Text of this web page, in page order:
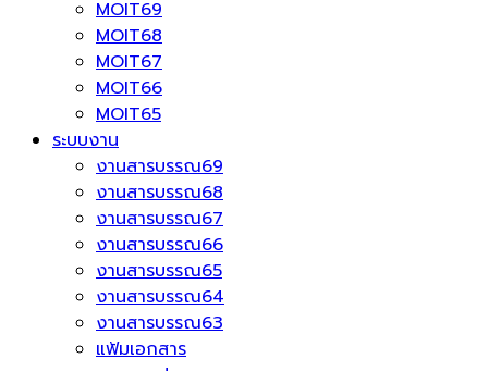
MOIT69
MOIT68
MOIT67
MOIT66
MOIT65
ระบบงาน
งานสารบรรณ69
งานสารบรรณ68
งานสารบรรณ67
งานสารบรรณ66
งานสารบรรณ65
งานสารบรรณ64
งานสารบรรณ63
แฟ้มเอกสาร